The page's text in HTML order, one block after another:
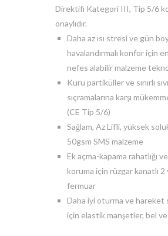
Direktifi Kategori III, Tip 5/6
onaylıdır.
Daha az ısı stresi ve gün
havalandırmalı konfor için
nefes alabilir malzeme
Kuru partiküller ve sınırlı sıvı
sıçramalarına karşı
(CE Tip 5/6)
Sağlam, Az Lifli, yüksek
50gsm SMS malzeme
Ek açma-kapama rahatlığı
koruma için rüzgar kanatlı 2
fermuar
Daha iyi oturma ve hareket
için elastik manşetler, bel